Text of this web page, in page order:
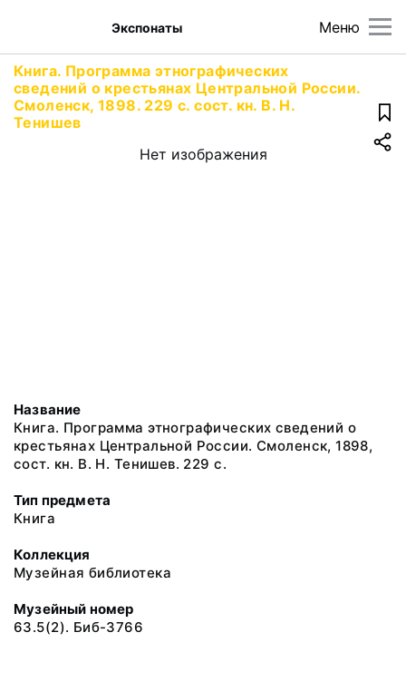
Меню
Экспонаты
Книга. Программа этнографических
сведений о крестьянах Центральной России.
Смоленск, 1898. 229 с. сост. кн. В. Н.
Тенишев
Нет изображения
Название
Книга. Программа этнографических сведений о
крестьянах Центральной России. Смоленск, 1898,
сост. кн. В. Н. Тенишев. 229 с.
Тип предмета
Книга
Коллекция
Музейная библиотека
Музейный номер
63.5(2). Биб-3766